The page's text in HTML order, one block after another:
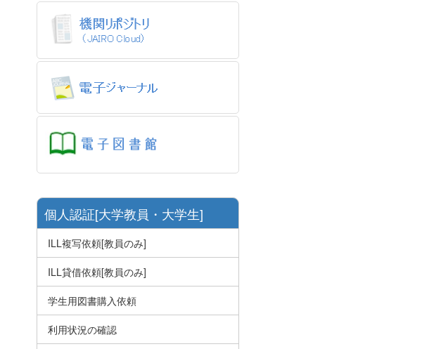
個人認証[大学教員・大学生]
ILL複写依頼[教員のみ]
ILL貸借依頼[教員のみ]
学生用図書購入依頼
利用状況の確認